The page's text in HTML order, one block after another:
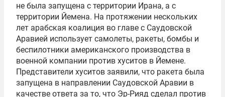
не была запущена с территории Ирана, а с
территории Йемена. На протяжении нескольких
лет арабская коалиция во главе с Саудовской
Аравией использует самолеты, ракеты, бомбы и
беспилотники американского производства в
военной компании против хуситов в Йемене.
Представители хуситов заявили, что ракета была
запущена в направлении Саудовской Аравии в
качестве ответа за то, что Эр-Рияд сделал против